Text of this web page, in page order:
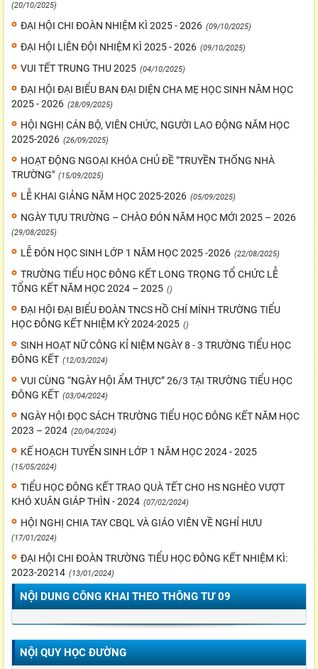
(20/10/2025)
ĐẠI HỘI CHI ĐOÀN NHIỆM KÌ 2025 - 2026 (09/10/2025)
ĐẠI HỘI LIÊN ĐỘI NHIỆM KÌ 2025 - 2026 (09/10/2025)
VUI TẾT TRUNG THU 2025 (04/10/2025)
ĐẠI HỘI ĐẠI BIỂU BAN ĐẠI DIỆN CHA MẸ HỌC SINH NĂM HỌC
2025 - 2026 (28/09/2025)
HỘI NGHỊ CÁN BỘ, VIÊN CHỨC, NGƯỜI LAO ĐỘNG NĂM HỌC
2025-2026 (26/09/2025)
HOẠT ĐỘNG NGOẠI KHÓA CHỦ ĐỀ "TRUYỀN THỐNG NHÀ
TRƯỜNG" (15/09/2025)
LỄ KHAI GIẢNG NĂM HỌC 2025-2026 (05/09/2025)
NGÀY TỰU TRƯỜNG – CHÀO ĐÓN NĂM HỌC MỚI 2025 – 2026
(29/08/2025)
LỄ ĐÓN HỌC SINH LỚP 1 NĂM HỌC 2025 -2026 (22/08/2025)
TRƯỜNG TIỂU HỌC ĐÔNG KẾT LONG TRỌNG TỔ CHỨC LỄ
TỔNG KẾT NĂM HỌC 2024 – 2025 ()
ĐẠI HỘI ĐẠI BIỂU ĐOÀN TNCS HỒ CHÍ MÍNH TRƯỜNG TIỂU
HỌC ĐÔNG KẾT NHIỆM KỲ 2024-2025 ()
SINH HOẠT NỮ CÔNG KỈ NIỆM NGÀY 8 - 3 TRƯỜNG TIỂU HỌC
ĐÔNG KẾT (12/03/2024)
VUI CÙNG “NGÀY HỘI ẨM THỰC” 26/3 TẠI TRƯỜNG TIỂU HỌC
ĐÔNG KẾT (03/04/2024)
NGÀY HỘI ĐỌC SÁCH TRƯỜNG TIỂU HỌC ĐÔNG KẾT NĂM HỌC
2023 – 2024 (20/04/2024)
KẾ HOẠCH TUYỂN SINH LỚP 1 NĂM HỌC 2024 - 2025
(15/05/2024)
TIỂU HỌC ĐÔNG KẾT TRAO QUÀ TẾT CHO HS NGHÈO VƯỢT
KHÓ XUÂN GIÁP THÌN - 2024 (07/02/2024)
HỘI NGHỊ CHIA TAY CBQL VÀ GIÁO VIÊN VỀ NGHỈ HƯU
(17/01/2024)
ĐẠI HỘI CHI ĐOÀN TRƯỜNG TIỂU HỌC ĐÔNG KẾT NHIỆM KÌ:
2023-20214 (13/01/2024)
NỘI DUNG CÔNG KHAI THEO THÔNG TƯ 09
NỘI QUY HỌC ĐƯỜNG